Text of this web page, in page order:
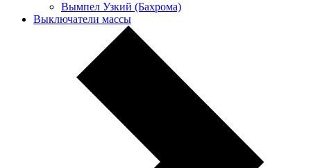
Вымпел Узкий (Бахрома)
Выключатели массы